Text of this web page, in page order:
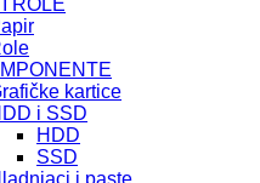
ROLE
kartice
i SSD
HDD
SSD
i paste